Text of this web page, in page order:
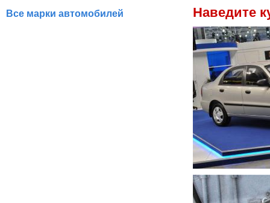
Все марки автомобилей Наведите